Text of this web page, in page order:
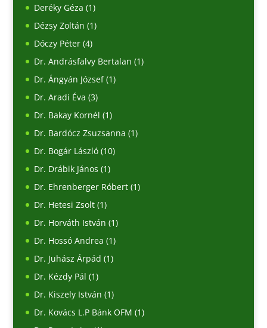
Deréky Géza (1)
Dézsy Zoltán (1)
Dóczy Péter(4)
Dr. Andrásfalvy Bertalan (1)
Dr. Ángyán József(1)
Dr. Aradi Éva (3)
Dr. Bakay Kornél (1)
Dr. Bardócz Zsuzsanna (1)
Dr. Bogár László(10)
Dr. Drábik János (1)
Dr. Ehrenberger Róbert(1)
Dr. Hetesi Zsolt(1)
Dr. Horváth István (1)
Dr. Hossó Andrea (1)
Dr. Juhász Árpád (1)
Dr. Kézdy Pál (1)
Dr. Kiszely István (1)
Dr. Kovács L.P Bánk OFM (1)